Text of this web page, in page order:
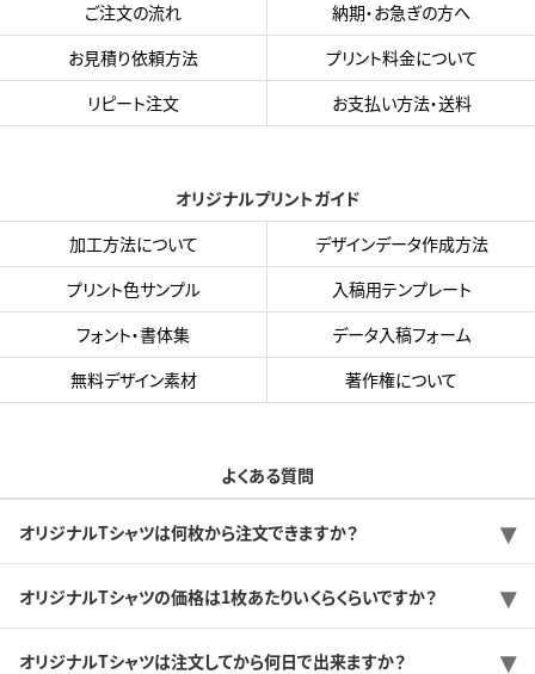
ご注文の流れ
納期・お急ぎの方へ
お見積り依頼方法
プリント料金について
リピート注文
お支払い方法・送料
オリジナルプリントガイド
加工方法について
デザインデータ作成方法
プリント色サンプル
入稿用テンプレート
フォント・書体集
データ入稿フォーム
無料デザイン素材
著作権について
よくある質問
オリジナルTシャツは何枚から注文できますか？
オリジナルTシャツの価格は1枚あたりいくらくらいですか？
オリジナルTシャツは注文してから何日で出来ますか？